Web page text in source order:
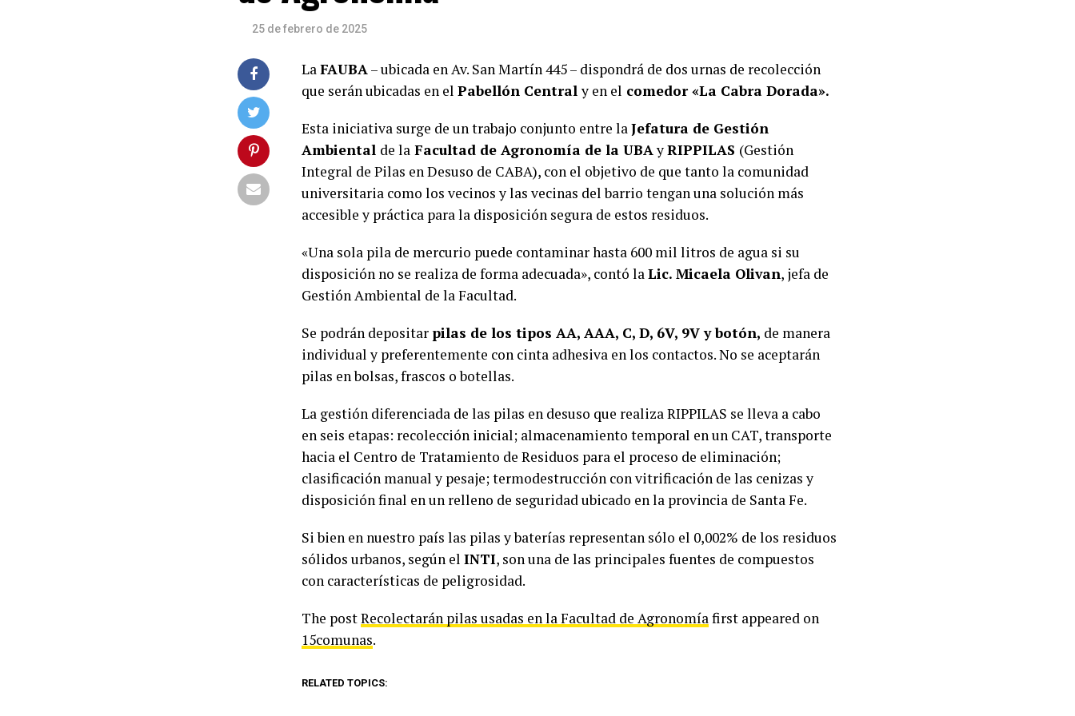
25 de febrero de 2025
LaFAUBA– ubicada en Av. San Martín 445 – dispondrá de dos urnas de recolección
que serán ubicadas en el Pabellón Centraly en el comedor «La Cabra Dorada».
Esta iniciativa surge de un trabajo conjunto entre laJefatura de Gestión
Ambiental de la Facultad de Agronomía de la UBAyRIPPILAS (Gestión
Integral de Pilas en Desuso de CABA), con el objetivo de que tanto la comunidad
universitaria como los vecinos y las vecinas del barrio tengan una solución más
accesible y práctica para la disposición segura de estos residuos.
«Una sola pila de mercurio puede contaminar hasta 600 mil litros de agua si su
disposición no se realiza de forma adecuada», contó laLic. Micaela Olivan, jefa de
Gestión Ambiental de la Facultad.
Se podrán depositar pilas de los tipos AA, AAA, C, D, 6V, 9V y botón, de manera
individual y preferentemente con cinta adhesiva en los contactos. No se aceptarán
pilas en bolsas, frascos o botellas.
La gestión diferenciada de las pilas en desuso que realiza RIPPILAS se lleva a cabo
en seis etapas: recolección inicial; almacenamiento temporal en un CAT, transporte
hacia el Centro de Tratamiento de Residuos para el proceso de eliminación;
clasificación manual y pesaje; termodestrucción con vitrificación de las cenizas y
disposición final en un relleno de seguridad ubicado en la provincia de Santa Fe.
Si bien en nuestro país las pilas y baterías representan sólo el 0,002% de los residuos
sólidos urbanos, según el INTI, son una de las principales fuentes de compuestos
con características de peligrosidad.
The postRecolectarán pilas usadas en la Facultad de Agronomíafirst appeared on
15comunas.
RELATED TOPICS: